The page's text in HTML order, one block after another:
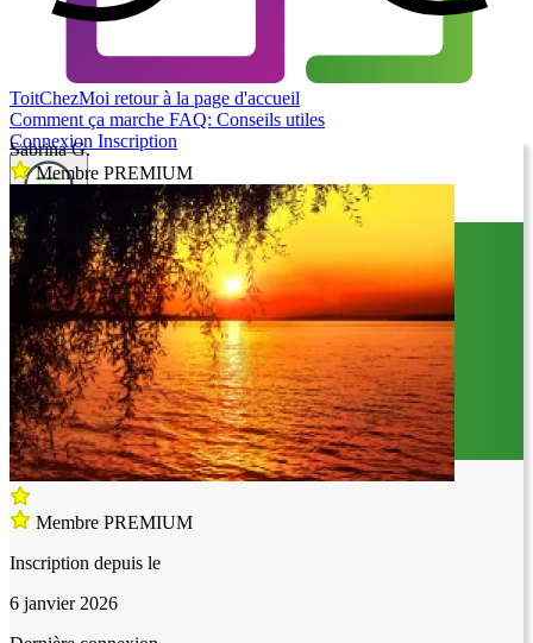
ToitChezMoi retour à la page d'accueil
Comment ça marche FAQ: Conseils utiles
Connexion Inscription
Sabrina G.
Membre PREMIUM
Membre PREMIUM
Inscription depuis le
6 janvier 2026